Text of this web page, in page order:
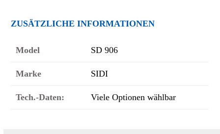
ZUSÄTZLICHE INFORMATIONEN
Model SD 906
Marke SIDI
Tech.-Daten: Viele Optionen wählbar